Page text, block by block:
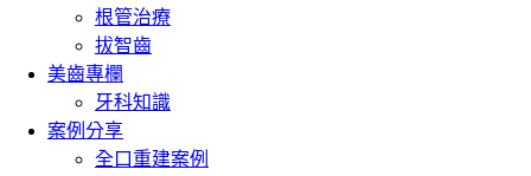
根管治療
拔智齒
美齒專欄
牙科知識
案例分享
全口重建案例